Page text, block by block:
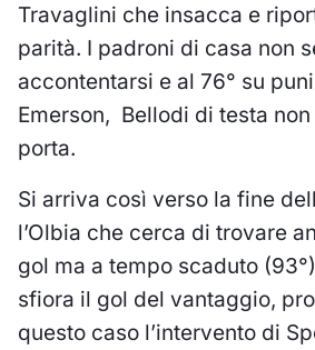
Travaglini che insacca e
parità. I padroni di casa non
accontentarsi e al 76° su
Emerson, Bellodi di testa
porta.
Si arriva così verso la fine
l’Olbia che cerca di trovare
gol ma a tempo scaduto
sfiora il gol del vantaggio,
questo caso l’intervento di